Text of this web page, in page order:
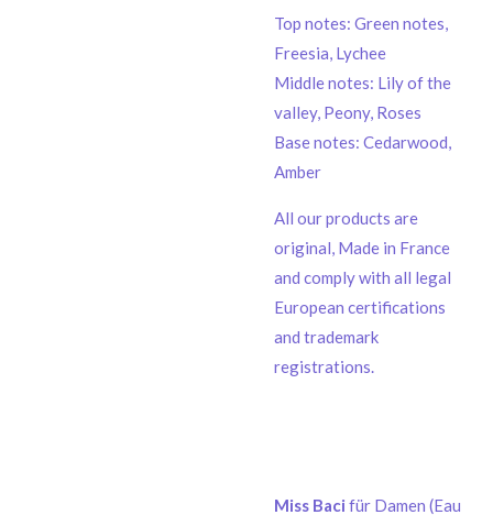
Top notes: Green notes,
Freesia, Lychee
Middle notes: Lily of the
valley, Peony, Roses
Base notes: Cedarwood,
Amber
All our products are
original, Made in France
and comply with all legal
European certifications
and trademark
registrations.
Miss Baci für Damen (Eau